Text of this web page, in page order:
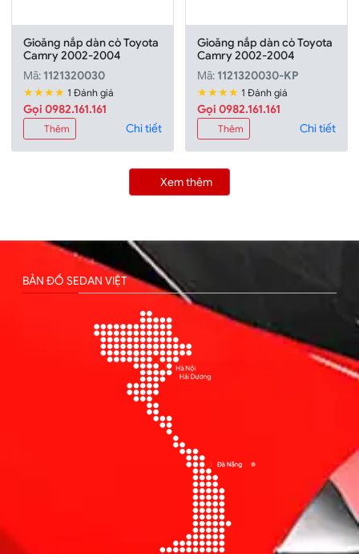
Gioăng nắp dàn cò Toyota
Camry 2002-2004
Mã: 1121320030
★★★★ 1 Đánh giá
Gọi 0982.161.161
Thêm Chi tiết
Gioăng nắp dàn cò Toyota
Camry 2002-2004
Mã: 1121320030-KP
★★★★ 1 Đánh giá
Gọi 0982.161.161
Thêm Chi tiết
Xem thêm
BẢN ĐỒ SEDAN VIỆT